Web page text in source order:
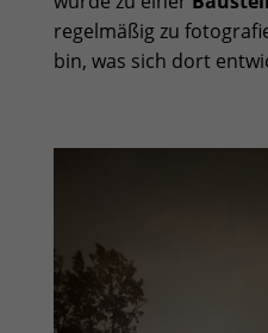
regelmäßig zu
bin, was sich dort